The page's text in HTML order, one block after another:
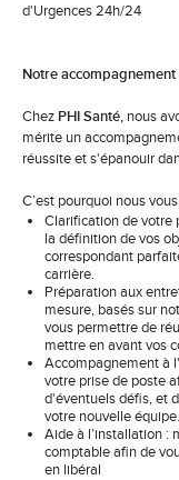
d'Urgences 24h/24
Notre accompagnement
Chez PHI Santé, nous
mérite un
réussite et s'épanouir
C’est pourquoi nous
Clarification de votre
la définition de vos
correspondant
carrière.
Préparation aux
mesure, basés sur
vous permettre de
mettre en avant vos
Accompagnement à
votre prise de poste
d'éventuels défis, et
votre nouvelle équipe.
Aide à l’installation :
comptable afin de
en libéral